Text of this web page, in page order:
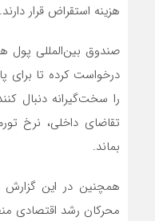
هزینه استقراض قرار دارند.
صندوق بین‌المللی پول
درخواست کرده تا برای
را سخت‌گیرانه دنبال
تقاضای داخلی، نرخ
بماند.
همچنین در این
محرکان رشد اقتصادی